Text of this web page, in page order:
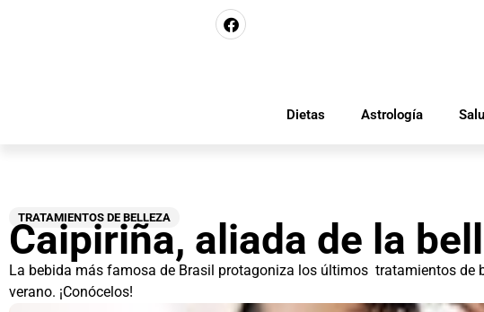
Dietas Astrología
TRATAMIENTOS DE BELLEZA
Caipiriña, aliada de la
La bebida más famosa de Brasil protagoniza los últimos tratamientos de
verano. ¡Conócelos!